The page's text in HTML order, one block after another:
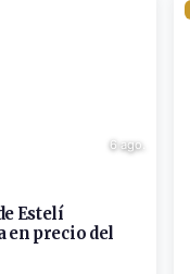
6 ago.
Estelí
en precio del